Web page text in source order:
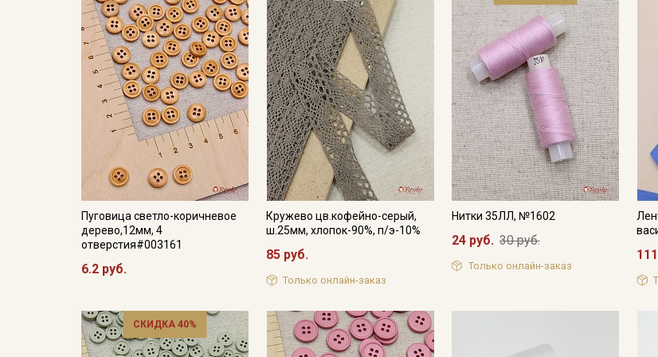
Пуговица светло-коричневое
дерево,12мм, 4
отверстия#003161
6.2 руб.
Кружево цв.кофейно-серый,
ш.25мм, хлопок-90%, п/э-10%
85 руб.
Только онлайн-заказ
Нитки 35ЛЛ, №1602
24 руб. 30 руб.
Только онлайн-заказ
СКИДКА 40%
Подписаться
Ознакомлен(а) сПолитикой обработки персональных
данных
и даюСогласие на обработку персональных
данных
ДаюСогласие на получение рекламных и
информационных рассылок